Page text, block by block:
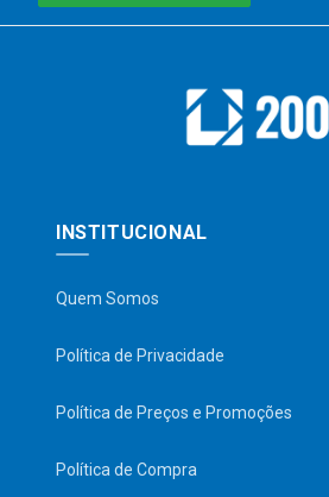
INSTITUCIONAL
Quem Somos
Política de Privacidade
Política de Preços e Promoções
Política de Compra